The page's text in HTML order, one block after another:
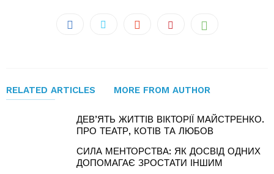
RELATED ARTICLES MORE FROM AUTHOR
ДЕВ’ЯТЬ ЖИТТІВ ВІКТОРІЇ МАЙСТРЕНКО.
ПРО ТЕАТР, КОТІВ ТА ЛЮБОВ
СИЛА МЕНТОРСТВА: ЯК ДОСВІД ОДНИХ
ДОПОМАГАЄ ЗРОСТАТИ ІНШИМ